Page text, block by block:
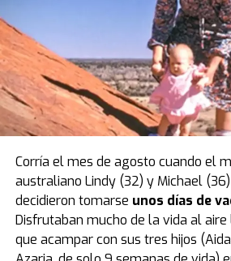
no se trata más que de storytelling.
Rodrigo de Paul y Rihanna
accesorio furor (Foto: Inter Miami /
Quién es el creador de las
Corría el mes de agosto cuando el
australiano Lindy (32) y Michael
decidieron tomarse unos días de
Disfrutaban mucho de la vida al
que acampar con sus tres hijos